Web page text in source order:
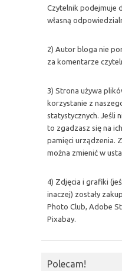
Czytelnik podejmuje
własną
2) Autor bloga nie
za komentarze
3) Strona używa
korzystanie z
statystycznych. Jeśli
to zgadzasz się na
pamięci urządzenia.
można zmienić w
4) Zdjęcia i grafiki
inaczej) zostały
Photo Club, Adobe
Pixabay.
Polecam!